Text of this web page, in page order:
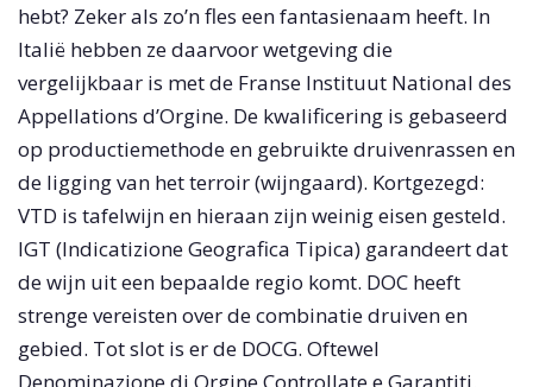
hebt? Zeker als zo’n fles een fantasienaam heeft. In
Italië hebben ze daarvoor wetgeving die
vergelijkbaar is met de Franse Instituut National des
Appellations d’Orgine. De kwalificering is gebaseerd
op productiemethode en gebruikte druivenrassen en
de ligging van het terroir (wijngaard). Kortgezegd:
VTD is tafelwijn en hieraan zijn weinig eisen gesteld.
IGT (Indicatizione Geografica Tipica) garandeert dat
de wijn uit een bepaalde regio komt. DOC heeft
strenge vereisten over de combinatie druiven en
gebied. Tot slot is er de DOCG. Oftewel
Denominazione di Orgine Controllate e Garantiti.